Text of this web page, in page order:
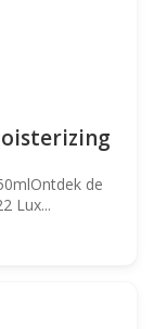
de
Lux...